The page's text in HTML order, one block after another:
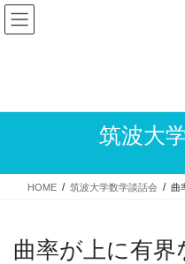
Skip
Skip
筑波大
HOME 筑波大学数学談話会 曲
曲率が上に有界